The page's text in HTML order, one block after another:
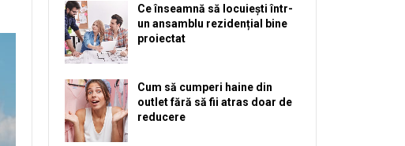
Ce înseamnă să locuiești într-
un ansamblu rezidențial bine
proiectat
Cum să cumperi haine din
outlet fără să fii atras doar de
reducere